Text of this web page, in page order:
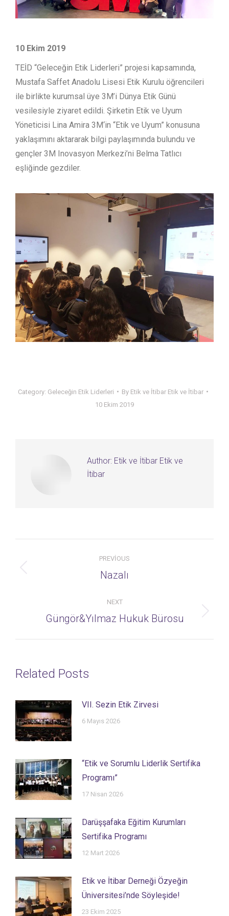
10 Ekim 2019
TEİD “Geleceğin Etik Liderleri” projesi kapsamında,
Mustafa Saffet Anadolu Lisesi Etik Kurulu öğrencileri
ile birlikte kurumsal üye 3M’i Dünya Etik Günü
vesilesiyle ziyaret edildi. Şirketin Etik ve Uyum
Yöneticisi Lina Amira 3M‘in “Etik ve Uyum” konusuna
yaklaşımını aktararak bilgi paylaşımında bulundu ve
gençler 3M Inovasyon Merkezi’ni Belma Tatlıcı
eşliğinde gezdiler.
Category: Geleceğin Etik Liderleri By Etik ve İtibar Etik ve İtibar
10 Ekim 2019
Author: Etik ve İtibar Etik ve
İtibar
navigation
PREVIOUS
Previous
Nazalı
NEXT
Next
Güngör&Yılmaz Hukuk Bürosu
Related Posts
VII. Sezin Etik Zirvesi
6 Mayıs 2026
“Etik ve Sorumlu Liderlik Sertifika
Programı”
17 Nisan 2026
Darüşşafaka Eğitim Kurumları
Sertifika Programı
12 Mart 2026
Etik ve İtibar Derneği Özyeğin
Üniversitesi’nde Söyleşide!
23 Ekim 2025